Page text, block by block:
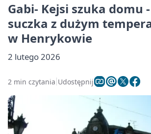
Gabi- Kejsi szuka domu -
suczka z dużym
w Henrykowie
2 lutego 2026
2 min czytania Udostępnij